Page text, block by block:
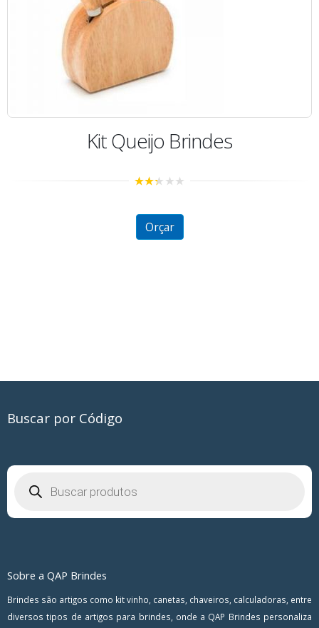
Kit Queijo Brindes
of 5
Orçar
Buscar por Código
produtos
Sobre a QAP Brindes
Brindes são artigos como kit vinho, canetas, chaveiros, calculadoras, entre
diversos tipos de artigos para brindes, onde a QAP Brindes personaliza